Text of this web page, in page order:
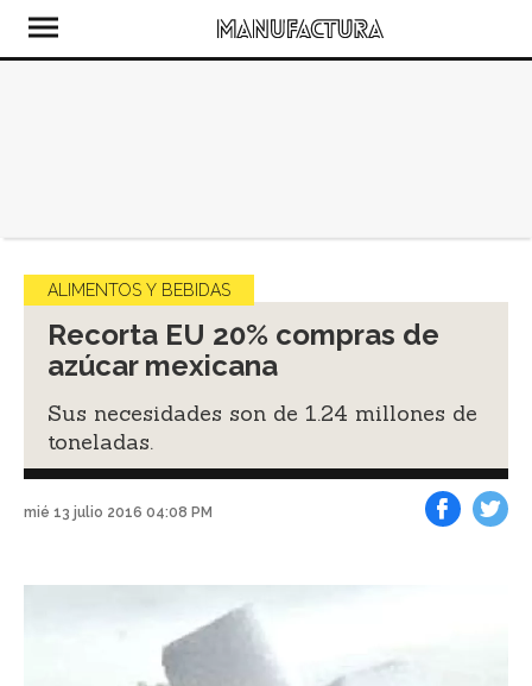
ALIMENTOS Y BEBIDAS
Recorta EU 20% compras de
azúcar mexicana
Sus necesidades son de 1.24 millones de
toneladas.
mié 13 julio 2016 04:08 PM